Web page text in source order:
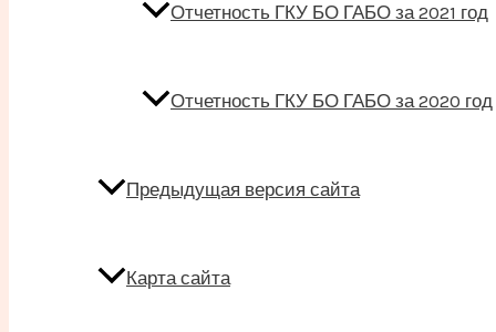
Отчетность ГКУ БО ГАБО за 2021 год
Отчетность ГКУ БО ГАБО за 2020 год
Предыдущая версия сайта
Карта сайта